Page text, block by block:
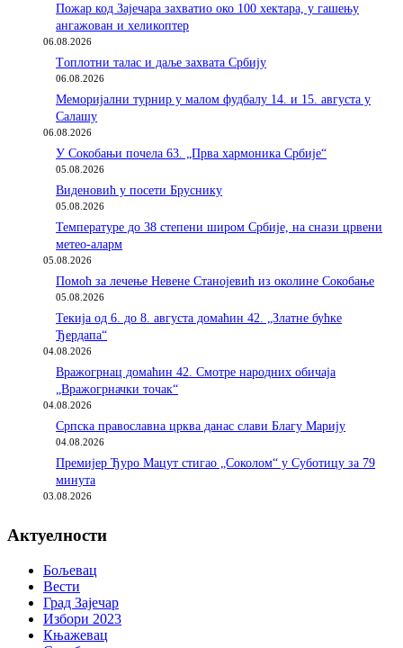
Пожар код Зајечара захватио око 100 хектара, у гашењу
ангажован и хеликоптер
06.08.2026
Tоплотни талас и даље захвата Србију
06.08.2026
Меморијални турнир у малом фудбалу 14. и 15. августа у
Салашу
06.08.2026
У Сокобањи почела 63. „Прва хармоника Србије“
05.08.2026
Виденовић у посети Бруснику
05.08.2026
Температуре до 38 степени широм Србије, на снази црвени
метео-аларм
05.08.2026
Помоћ за лечење Невене Станојевић из околине Сокобање
05.08.2026
Текија од 6. до 8. августа домаћин 42. „Златне бућке
Ђердапа“
04.08.2026
Вражогрнац домаћин 42. Смотре народних обичаја
„Вражогрначки точак“
04.08.2026
Српска православна црква данас слави Благу Марију
04.08.2026
Премијер Ђуро Мацут стигао „Соколом“ у Суботицу за 79
минута
03.08.2026
Актуелности
Бољевац
Вести
Град Зајечар
Избори 2023
Књажевац